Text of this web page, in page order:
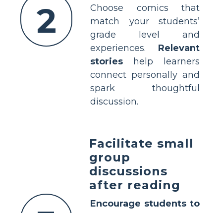
2
Choose comics that
match your students’
grade level and
experiences. Relevant
stories help learners
connect personally and
spark thoughtful
discussion.
Facilitate small
group
discussions
after reading
Encourage students to